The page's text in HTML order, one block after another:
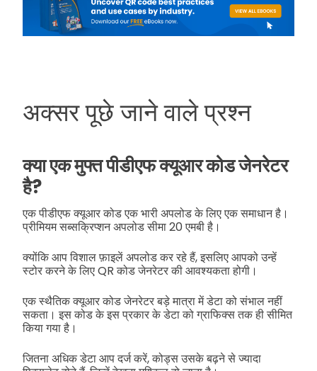
अक्सर पूछे जाने वाले प्रश्न
क्या एक मुफ्त पीडीएफ क्यूआर कोड जेनरेटर
है?
एक पीडीएफ क्यूआर कोड एक भारी अपलोड के लिए एक समाधान है।
प्रीमियम सब्सक्रिप्शन अपलोड सीमा 20 एमबी है।
क्योंकि आप विशाल फ़ाइलें अपलोड कर रहे हैं, इसलिए आपको उन्हें
स्टोर करने के लिए QR कोड जेनरेटर की आवश्यकता होगी।
एक स्थैतिक क्यूआर कोड जेनरेटर बड़े मात्रा में डेटा को संभाल नहीं
सकता। इस कोड के इस प्रकार के डेटा को ग्राफिक्स तक ही सीमित
किया गया है।
जितना अधिक डेटा आप दर्ज करें, कोड्स उसके बढ़ने से ज्यादा